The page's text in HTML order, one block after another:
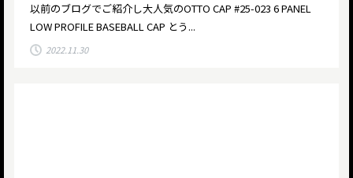
以前のブログでご紹介し大人気のOTTO CAP #25-023 6 PANEL
LOW PROFILE BASEBALL CAP とう...
2022.11.30